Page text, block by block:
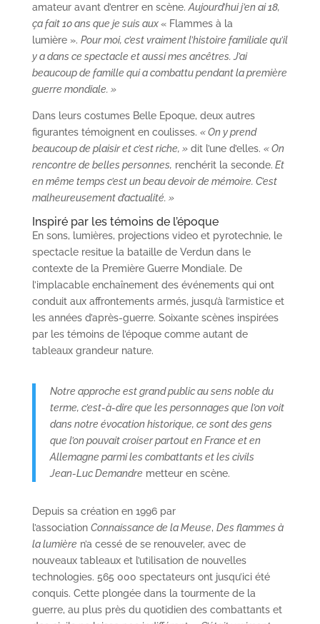
amateur avant d’entrer en scène.Aujourd’hui j’en ai 18,
ça fait 10 ans que je suis aux« Flammes à la
lumière ». Pour moi, c’est vraiment l’histoire familiale qu’il
y a dans ce spectacle et aussi mes ancêtres. J’ai
beaucoup de famille qui a combattu pendant la première
guerre mondiale. »
Dans leurs costumes Belle Epoque, deux autres
figurantes témoignent en coulisses. « On y prend
beaucoup de plaisir et c’est riche, »dit l’une d’elles. « On
rencontre de belles personnes, renchérit la seconde. Et
en même temps c’est un beau devoir de mémoire. C’est
malheureusement d’actualité. »
Inspiré par les témoins de l’époque
En sons, lumières, projections video et pyrotechnie, le
spectacle resitue la bataille de Verdun dans le
contexte de la Première Guerre Mondiale. De
l’implacable enchaînement des événements qui ont
conduit aux affrontements armés, jusqu’à l’armistice et
les années d’après-guerre. Soixante scènes inspirées
par les témoins de l’époque comme autant de
tableaux grandeur nature.
Notre approche est grand public au sens noble du
terme, c’est-à-dire que les personnages que l’on voit
dans notre évocation historique, ce sont des gens
que l’on pouvait croiser partout en France et en
Allemagne parmi les combattants et les civils
Jean-Luc Demandre metteur en scène.
Depuis sa création en 1996 par
l’association Connaissance de la Meuse, Des flammes à
la lumière n’a cessé de se renouveler, avec de
nouveaux tableaux et l’utilisation de nouvelles
technologies. 565 000 spectateurs ont jusqu’ici été
conquis. Cette plongée dans la tourmente de la
guerre, au plus près du quotidien des combattants et